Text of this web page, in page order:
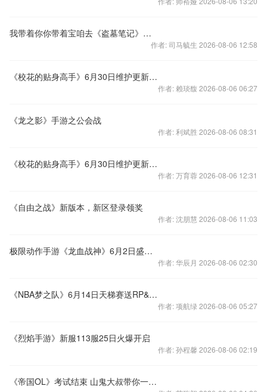
我带着你你带着宝咱去《盗墓笔记》博物馆鉴宝吧
作者: 司马毓生 2026-08-06 12:58
《校花的贴身高手》6月30日维护更新活动
作者: 赖琰馥 2026-08-06 06:27
《龙之影》手游之公会战
作者: 利斌胜 2026-08-06 08:31
《校花的贴身高手》6月30日维护更新活动
作者: 万育蓉 2026-08-06 12:31
《自由之战》新版本，新区登录领奖
作者: 沈朋慧 2026-08-06 11:03
极限动作手游《龙血战神》6月2日盛大开启
作者: 华辰月 2026-08-06 02:30
《NBA梦之队》6月14日天梯赛送RP&喇叭
作者: 项航绿 2026-08-06 05:27
《烈焰手游》新服113服25日火爆开启
作者: 孙程馨 2026-08-06 02:19
《帝国OL》考试结束 山鬼大叔带你一起嗨